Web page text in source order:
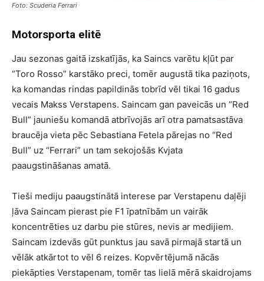
Foto: Scuderia Ferrari
Motorsporta elitē
Jau sezonas gaitā izskatījās, ka Saincs varētu kļūt par
“Toro Rosso” karstāko preci, tomēr augustā tika paziņots,
ka komandas rindas papildinās tobrīd vēl tikai 16 gadus
vecais Makss Verstapens. Saincam gan paveicās un “Red
Bull” jauniešu komandā atbrīvojās arī otra pamatsastāva
braucēja vieta pēc Sebastiana Fetela pārejas no “Red
Bull” uz “Ferrari” un tam sekojošās Kvjata
paaugstināšanas amatā.
Tieši mediju paaugstinātā interese par Verstapenu daļēji
ļāva Saincam pierast pie F1 īpatnībām un vairāk
koncentrēties uz darbu pie stūres, nevis ar medijiem.
Saincam izdevās gūt punktus jau savā pirmajā startā un
vēlāk atkārtot to vēl 6 reizes. Kopvērtējumā nācās
piekāpties Verstapenam, tomēr tas lielā mērā skaidrojams